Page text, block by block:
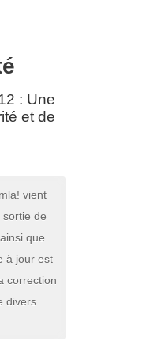
: Une
et de
vient
de
que
à jour est
correction
divers